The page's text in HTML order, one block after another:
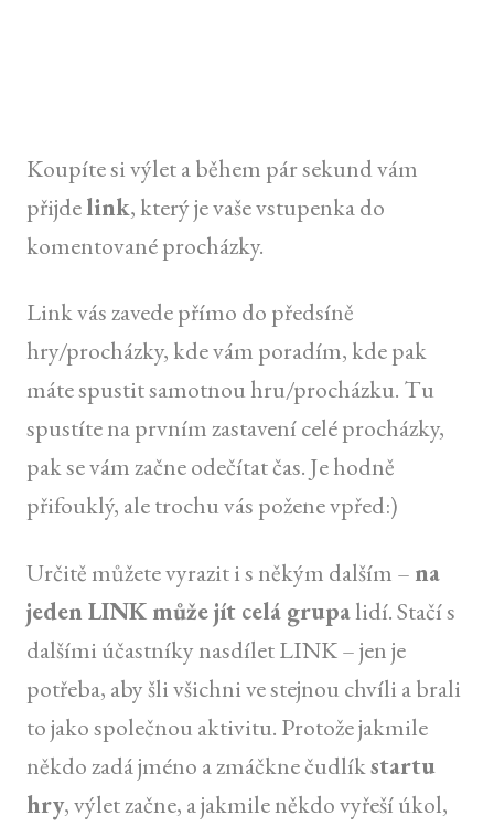
Koupíte si výlet a během pár sekund vám
přijdelink, který je vaše vstupenka do
komentované procházky.
Link vás zavede přímo do předsíně
hry/procházky, kde vám poradím, kde pak
máte spustit samotnou hru/procházku. Tu
spustíte na prvním zastavení celé procházky,
pak se vám začne odečítat čas. Je hodně
přifouklý, ale trochu vás požene vpřed:)
Určitě můžete vyrazit i s někým dalším – na
jeden LINK může jít celá grupalidí. Stačí s
dalšími účastníky nasdílet LINK – jen je
potřeba, aby šli všichni ve stejnou chvíli a brali
to jako společnou aktivitu. Protože jakmile
někdo zadá jméno a zmáčkne čudlíkstartu
hry, výlet začne, a jakmile někdo vyřeší úkol,